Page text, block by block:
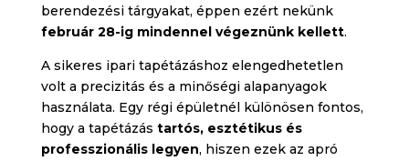
berendezési tárgyakat, éppen ezért nekünk
február 28-ig mindennel végeznünk kellett.
A sikeres ipari tapétázáshoz elengedhetetlen
volt a precizitás és a minőségi alapanyagok
használata. Egy régi épületnél különösen fontos,
hogy a tapétázás tartós, esztétikus és
professzionális legyen, hiszen ezek az apró